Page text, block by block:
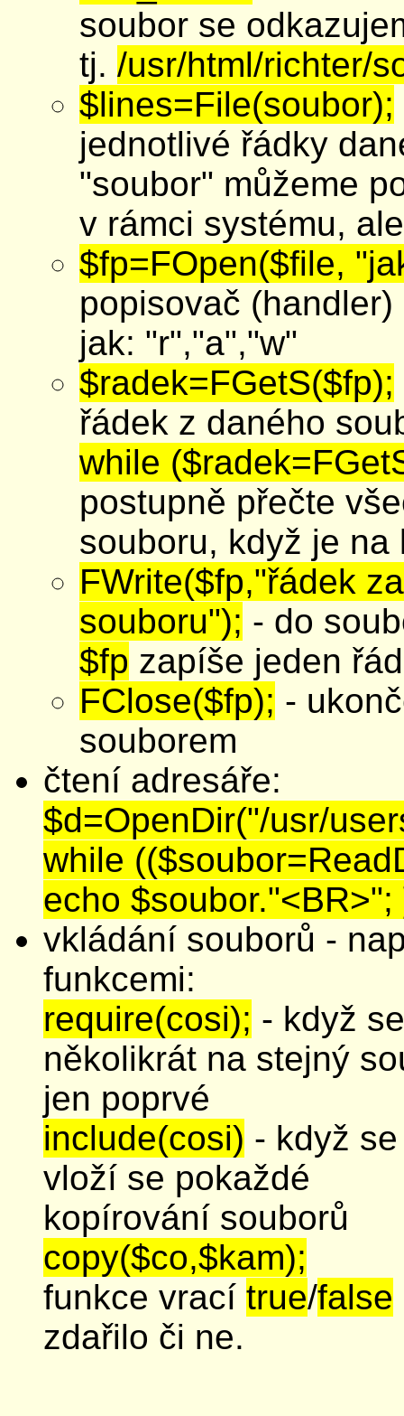
soubor se
tj. /usr/html/richter/
$lines=File(soubor);
jednotlivé řádky
"soubor" můžeme
v rámci systému,
$fp=FOpen($file,
popisovač
jak: "r","a","w"
$radek=FGetS($fp);
řádek z daného
while
postupně přečte
souboru, když je
FWrite($fp,"řádek
souboru"); - do
$fp zapíše jeden
FClose($fp); -
souborem
čtení adresáře:
$d=OpenDir("/usr/
while
echo $soubor."<BR>";
vkládání souborů -
funkcemi:
require(cosi); - když
několikrát na stejný
jen poprvé
include(cosi) - když
vloží se pokaždé
kopírování souborů
copy($co,$kam);
funkce vrací true/false
zdařilo či ne.